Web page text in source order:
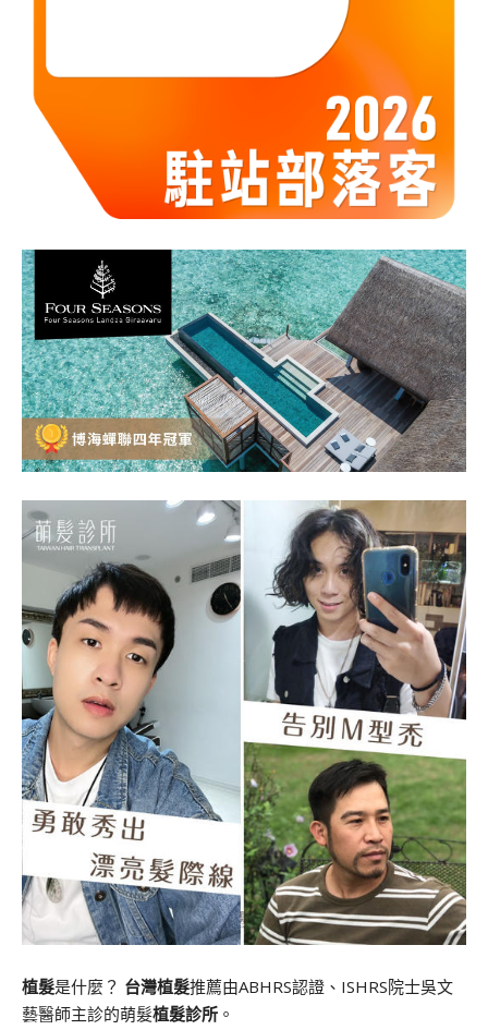
植髮是什麼？ 台灣植髮推薦由ABHRS認證、ISHRS院士吳文
藝醫師主診的萌髮植髮診所 。